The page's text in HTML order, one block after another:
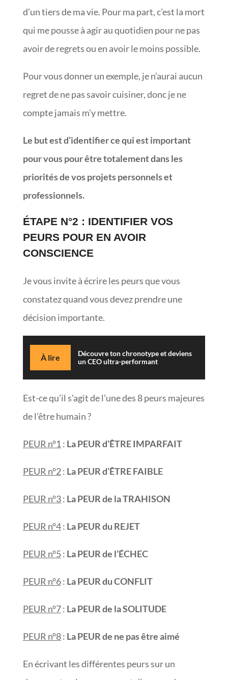
d’un tiers de ma vie. Pour ma part, c’est la mort
qui me pousse à agir au quotidien pour ne pas
avoir de regrets ou en avoir le moins possible.
Pour vous donner un exemple, je n’aurai aucun
regret de ne pas savoir cuisiner, donc je ne
compte jamais m’y mettre.
Le but est d’identifier ce qui est important
pour vous pour être totalement dans les
priorités de vos projets personnels et
professionnels.
ÉTAPE N°2 : IDENTIFIER VOS
PEURS POUR EN AVOIR
CONSCIENCE
Je vous invite à écrire les peurs que vous
constatez quand vous devez prendre une
décision importante.
À lire
Découvre ton chronotype et deviens
un CEO ultra-performant
Est-ce qu’il s’agit de l’une des 8 peurs majeures
de l’être humain ?
PEUR n°1 : La PEUR d’ÊTRE IMPARFAIT
PEUR n°2: La PEUR d’ÊTRE FAIBLE
PEUR n°3: La PEUR de la TRAHISON
PEUR n°4: La PEUR du REJET
PEUR n°5: La PEUR de l’ÉCHEC
PEUR n°6: La PEUR du CONFLIT
PEUR n°7: La PEUR de la SOLITUDE
PEUR n°8: La PEUR de ne pas être aimé
En écrivant les différentes peurs sur un